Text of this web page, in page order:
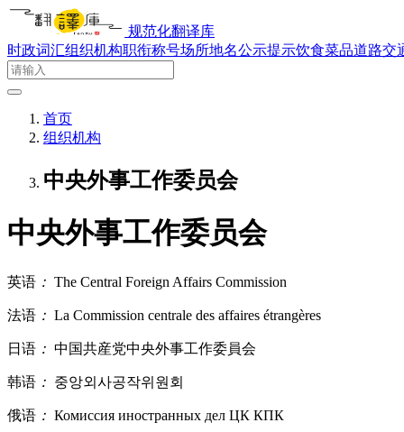
规范化翻译库
时政词汇组织机构职衔称号场所地名公示提示饮食菜品道路交
首页
组织机构
中央外事工作委员会
中央外事工作委员会
英语 ： The Central Foreign Affairs Commission
法语 ： La Commission centrale des affaires étrangères
日语 ： 中国共産党中央外事工作委員会
韩语 ： 중앙외사공작위원회
俄语 ： Комиссия иностранных дел ЦК КПК